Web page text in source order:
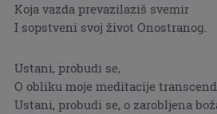
Koja vazda prevazilaziš svemir
I sopstveni svoj život Onostranog.
Ustani, probudi se,
O obliku moje meditacije
Ustani, probudi se, o zarobljena